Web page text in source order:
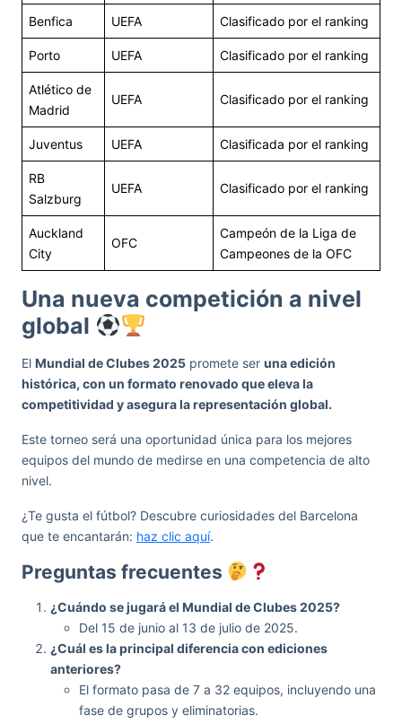
Benfica UEFA Clasificado por el ranking
Porto UEFA Clasificado por el ranking
Atlético de
Madrid
UEFA Clasificado por el ranking
Juventus UEFA Clasificada por el ranking
RB
Salzburg
UEFA Clasificado por el ranking
Auckland
City
OFC
Campeón de la Liga de
Campeones de la OFC
Una nueva competición a nivel
global
El Mundial de Clubes 2025 promete ser una edición
histórica, con un formato renovado que eleva la
competitividad y asegura la representación global.
Este torneo será una oportunidad única para los mejores
equipos del mundo de medirse en una competencia de alto
nivel.
¿Te gusta el fútbol? Descubre curiosidades del Barcelona
que te encantarán: haz clic aquí.
Preguntas frecuentes
¿Cuándo se jugará el Mundial de Clubes 2025?
Del 15 de junio al 13 de julio de 2025.
¿Cuál es la principal diferencia con ediciones
anteriores?
El formato pasa de 7 a 32 equipos, incluyendo una
fase de grupos y eliminatorias.